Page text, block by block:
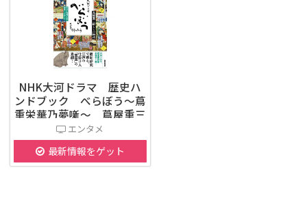
NHK大河ドラマ 歴史ハ
ンドブック べらぼう～蔦
重栄華乃夢噺～ 蔦屋重三
郎とその時代
エンタメ
最新情報をゲット